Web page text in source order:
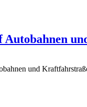
Autobahnen
und